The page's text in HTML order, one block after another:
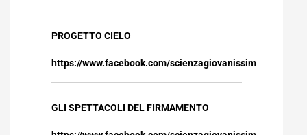
PROGETTO CIELO
https://www.facebook.com/scienzagiovanissimi/photos/
GLI SPETTACOLI DEL FIRMAMENTO